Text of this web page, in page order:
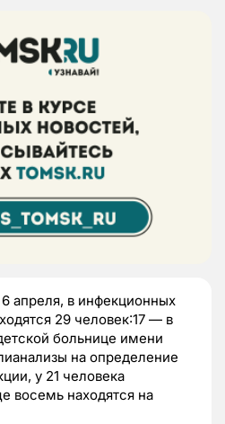
апреля, в инфекционных
29 человек:17 — в
больнице имени
на определение
у 21 человека
восемь находятся на